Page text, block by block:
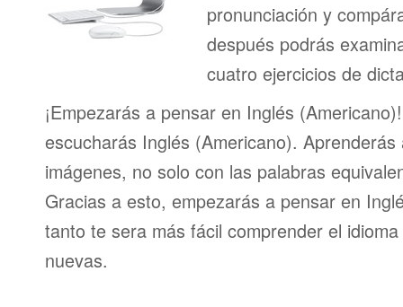
pronunciación y
después podrás
cuatro ejercicios de
¡Empezarás a pensar en Inglés
escucharás Inglés (Americano).
imágenes, no solo con las palabras
Gracias a esto, empezarás a pensar en
tanto te sera más fácil comprender el
nuevas.